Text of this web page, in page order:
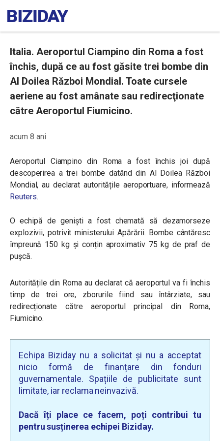
Italia. Aeroportul Ciampino din Roma a fost
închis, după ce au fost găsite trei bombe din
Al Doilea Război Mondial. Toate cursele
aeriene au fost amânate sau redirecţionate
către Aeroportul Fiumicino.
acum 8 ani
Aeroportul Ciampino din Roma a fost închis joi după
descoperirea a trei bombe datând din Al Doilea Război
Mondial, au declarat autoritățile aeroportuare, informează
Reuters.
O echipă de geniști a fost chemată să dezamorseze
explozivii, potrivit ministerului Apărării. Bombe cântăresc
împreună 150 kg și conțin aproximativ 75 kg de praf de
pușcă.
Autoritățile din Roma au declarat că aeroportul va fi închis
timp de trei ore, zborurile fiind sau întârziate, sau
redirecționate către aeroportul principal din Roma,
Fiumicino.
Echipa Biziday nu a solicitat și nu a acceptat
nicio formă de finanțare din fonduri
guvernamentale. Spațiile de publicitate sunt
limitate, iar reclama neinvazivă.
Dacă îți place ce facem, poți contribui tu
pentru susținerea echipei Biziday.